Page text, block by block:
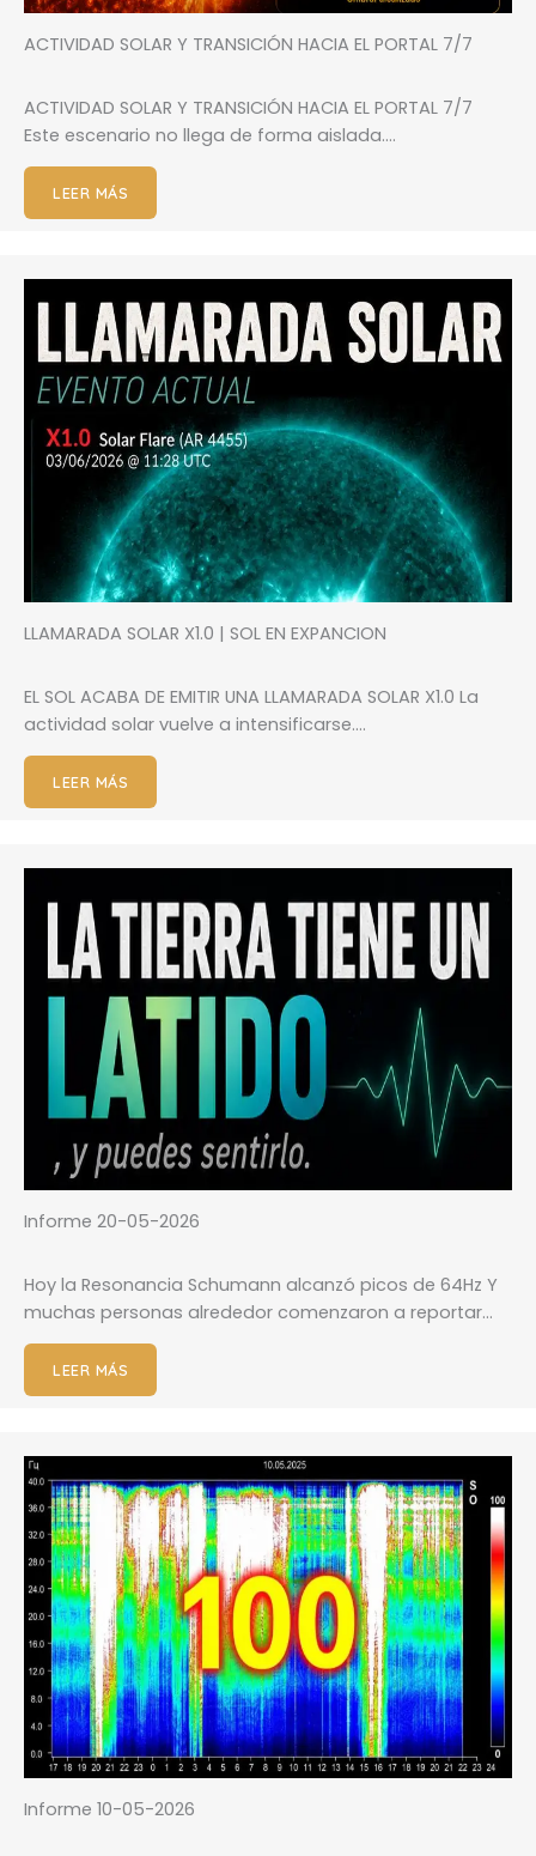
ACTIVIDAD SOLAR Y TRANSICIÓN HACIA EL PORTAL 7/7
ACTIVIDAD SOLAR Y TRANSICIÓN HACIA EL PORTAL 7/7
Este escenario no llega de forma aislada….
LEER MÁS
LLAMARADA SOLAR X1.0 | SOL EN EXPANCION
EL SOL ACABA DE EMITIR UNA LLAMARADA SOLAR X1.0 La
actividad solar vuelve a intensificarse….
LEER MÁS
Informe 20-05-2026
Hoy la Resonancia Schumann alcanzó picos de 64Hz Y
muchas personas alrededor comenzaron a reportar…
LEER MÁS
Informe 10-05-2026